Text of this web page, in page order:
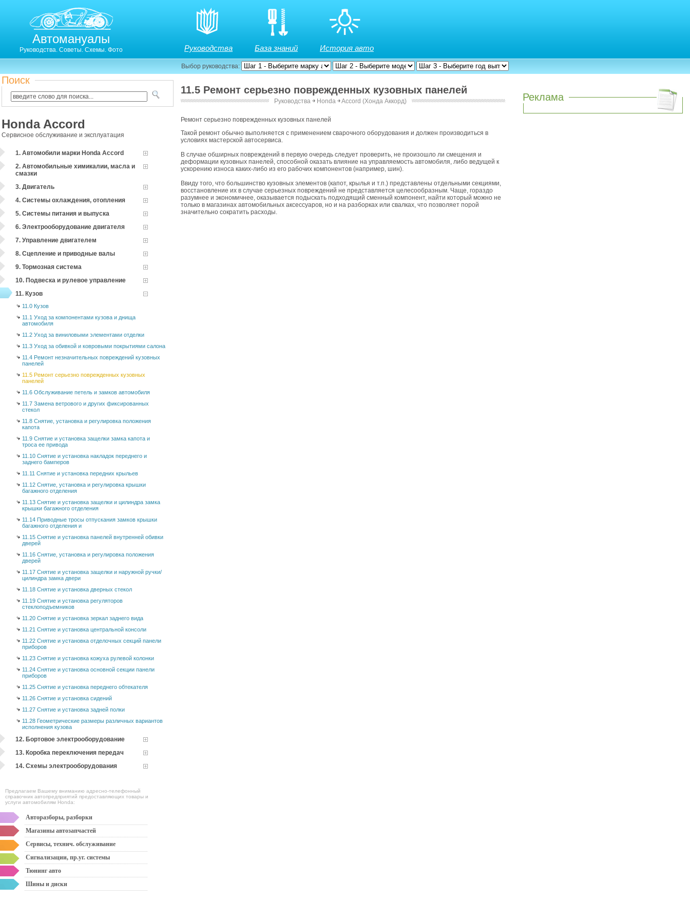
Автомануалы
Руководства. Советы. Схемы. Фото Руководства База знаний История авто
Выбор руководства:
Поиск
Honda Accord
Сервисное обслуживание и эксплуатация
1. Автомобили марки Honda Accord
2. Автомобильные химикалии, масла и
смазки
3. Двигатель
4. Системы охлаждения, отопления
5. Системы питания и выпуска
6. Электрооборудование двигателя
7. Управление двигателем
8. Сцепление и приводные валы
9. Тормозная система
10. Подвеска и рулевое управление
11. Кузов
11.0 Кузов
11.1 Уход за компонентами кузова и днища
автомобиля
11.2 Уход за виниловыми элементами отделки
11.3 Уход за обивкой и ковровыми покрытиями салона
11.4 Ремонт незначительных повреждений кузовных
панелей
11.5 Ремонт серьезно поврежденных кузовных
панелей
11.6 Обслуживание петель и замков автомобиля
11.7 Замена ветрового и других фиксированных
стекол
11.8 Снятие, установка и регулировка положения
капота
11.9 Снятие и установка защелки замка капота и
троса ее привода
11.10 Снятие и установка накладок переднего и
заднего бамперов
11.11 Снятие и установка передних крыльев
11.12 Снятие, установка и регулировка крышки
багажного отделения
11.13 Снятие и установка защелки и цилиндра замка
крышки багажного отделения
11.14 Приводные тросы отпускания замков крышки
багажного отделения и
11.15 Снятие и установка панелей внутренней обивки
дверей
11.16 Снятие, установка и регулировка положения
дверей
11.17 Снятие и установка защелки и наружной ручки/
цилиндра замка двери
11.18 Снятие и установка дверных стекол
11.19 Снятие и установка регуляторов
стеклоподъемников
11.20 Снятие и установка зеркал заднего вида
11.21 Снятие и установка центральной консоли
11.22 Снятие и установка отделочных секций панели
приборов
11.23 Снятие и установка кожуха рулевой колонки
11.24 Снятие и установка основной секции панели
приборов
11.25 Снятие и установка переднего обтекателя
11.26 Снятие и установка сидений
11.27 Снятие и установка задней полки
11.28 Геометрические размеры различных вариантов
исполнения кузова
12. Бортовое электрооборудование
13. Коробка переключения передач
14. Схемы электрооборудования
Предлагаем Вашему вниманию адресно-телефонный
справочник автопредприятий предоставляющих товары и
услуги автомобилям Honda:
Авторазборы, разборки
Магазины автозапчастей
Сервисы, технич. обслуживание
Сигнализации, пр.уг. системы
Тюнинг авто
Шины и диски
11.5 Ремонт серьезно поврежденных кузовных панелей
Руководства ￫ Honda ￫Accord (Хонда Аккорд)
Ремонт серьезно поврежденных кузовных панелей
Такой ремонт обычно выполняется с применением сварочного оборудования и должен производиться в
условиях мастерской автосервиса.
В случае обширных повреждений в первую очередь следует проверить, не произошло ли смещения и
деформации кузовных панелей, способной оказать влияние на управляемость автомобиля, либо ведущей к
ускорению износа каких-либо из его рабочих компонентов (например, шин).
Ввиду того, что большинство кузовных элементов (капот, крылья и т.п.) представлены отдельными секциями,
восстановление их в случае серьезных повреждений не представляется целесообразным. Чаще, гораздо
разумнее и экономичнее, оказывается подыскать подходящий сменный компонент, найти который можно не
только в магазинах автомобильных аксессуаров, но и на разборках или свалках, что позволяет порой
значительно сократить расходы.
Реклама